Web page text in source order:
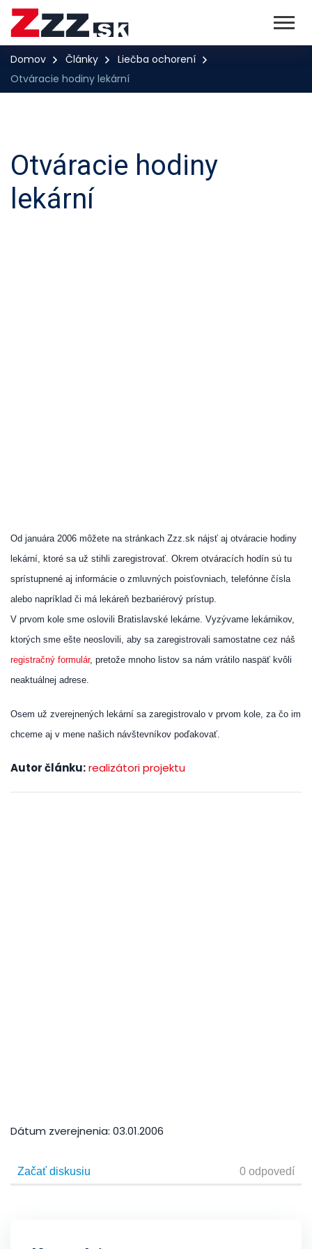
Domov Články
Liečba ochorení
Otváracie hodiny lekární
Otváracie hodiny
lekární
Od januára 2006 môžete na stránkach Zzz.sk nájsť aj otváracie hodiny
lekární, ktoré sa už stihli zaregistrovať. Okrem otváracích hodín sú tu
sprístupnené aj informácie o zmluvných poisťovniach, telefónne čísla
alebo napríklad či má lekáreň bezbariérový prístup.
V prvom kole sme oslovili Bratislavské lekárne. Vyzývame lekárnikov,
ktorých sme ešte neoslovili, aby sa zaregistrovali samostatne cez náš
registračný formulár, pretože mnoho listov sa nám vrátilo naspäť kvôli
neaktuálnej adrese.
Osem už zverejnených lekární sa zaregistrovalo v prvom kole, za čo im
chceme aj v mene našich návštevníkov poďakovať.
Autor článku:realizátori projektu
Dátum zverejnenia: 03.01.2006